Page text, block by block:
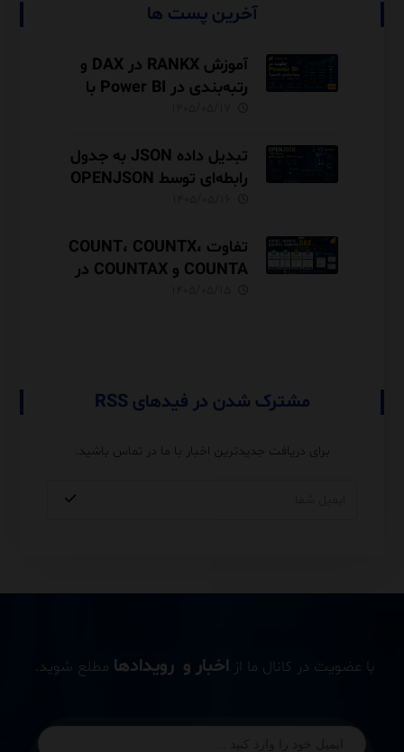
آخرین پست ها
آموزش RANKX در DAX و
رتبه‌بندی در Power BI با
تبدیل داده JSON به جدول
رابطه‌ای توسط OPENJSON
تفاوت COUNT، COUNTX،
COUNTA و COUNTAX در
مشترک شدن در فیدهای RSS
برای دریافت جدیدترین اخبار با ما در تماس باشید.
با عضویت در کانال ما از اخبار و رویدادها مطلع شوید.